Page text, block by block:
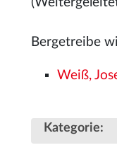
Bergetreibe
Weiß,
Kategorie: